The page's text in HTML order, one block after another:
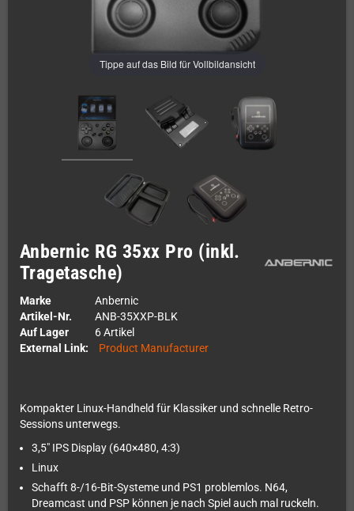
Tippe auf das Bild für Vollbildansicht
Anbernic RG 35xx Pro (inkl.
Tragetasche)
Marke
Anbernic
Artikel-Nr.
ANB-35XXP-BLK
Auf Lager
6 Artikel
External Link:
Product Manufacturer
Kompakter Linux-Handheld für Klassiker und schnelle Retro-
Sessions unterwegs.
3,5" IPS Display (640×480, 4:3)
Linux
Schafft 8-/16-Bit-Systeme und PS1 problemlos. N64,
Dreamcast und PSP können je nach Spiel auch mal ruckeln.